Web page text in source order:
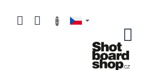
obsah